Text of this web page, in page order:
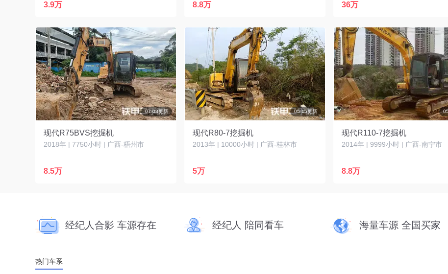
3.9万 8.8万 36万
07-08更新
现代R75BVS挖掘机
2018年 | 7750小时 | 广西-梧州市
8.5万
05-15更新
现代R80-7挖掘机
2013年 | 10000小时 | 广西-桂林市
5万
现代R110-7挖掘机
2014年 | 9999小时 | 广西-南宁市
8.8万
经纪人合影 车源存在 经纪人 陪同看车 海量车源 全国买家
热门车系